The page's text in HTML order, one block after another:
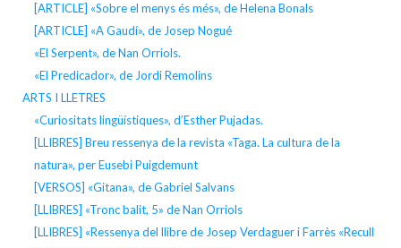
[ARTICLE] «Sobre el menys és més», de Helena Bonals
[ARTICLE] «A Gaudí», de Josep Nogué
«El Serpent», de Nan Orriols.
«El Predicador», de Jordi Remolins
ARTS I LLETRES
«Curiositats lingüístiques», d’Esther Pujadas.
[LLIBRES] Breu ressenya de la revista «Taga. La cultura de la
natura», per Eusebi Puigdemunt
[VERSOS] «Gitana», de Gabriel Salvans
[LLIBRES] «Tronc balit, 5» de Nan Orriols
[LLIBRES] «Ressenya del llibre de Josep Verdaguer i Farrès «Recull